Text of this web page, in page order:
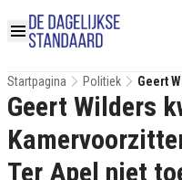
Startpagina Politiek
Geert
Die
Geert Wilders
Ter Apel niet